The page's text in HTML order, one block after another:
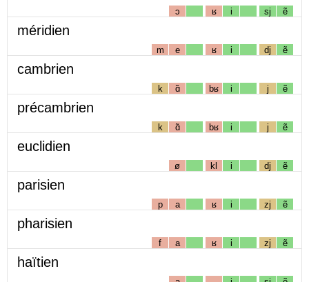
ɔ ʁ i sj ẽ
méridien
m e ʁ i dj ẽ
cambrien
k ɑ̃ bʁ i j ẽ
précambrien
k ɑ̃ bʁ i j ẽ
euclidien
ø kl i dj ẽ
parisien
p a ʁ i zj ẽ
pharisien
f a ʁ i zj ẽ
haïtien